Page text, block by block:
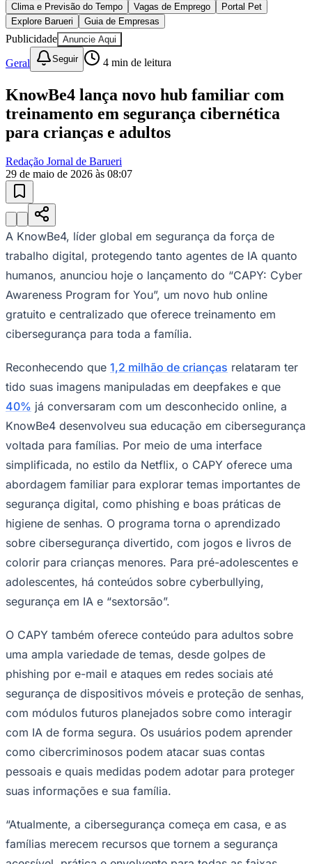
Goiás
Clima e Previsão do Tempo
Vagas de Emprego
Portal Pet
Explore Barueri
Guia de Empresas
Publicidade Anuncie Aqui
Geral Seguir 4 min de leitura
KnowBe4 lança novo hub familiar com
treinamento em segurança cibernética
para crianças e adultos
Redação Jornal de Barueri
29 de maio de 2026 às 08:07
A KnowBe4, líder global em segurança da força de
trabalho digital, protegendo tanto agentes de IA quanto
humanos, anunciou hoje o lançamento do “CAPY: Cyber
Awareness Program for You”, um novo hub online
gratuito e centralizado que oferece treinamento em
cibersegurança para toda a família.
Reconhecendo que 1,2 milhão de crianças relataram ter
tido suas imagens manipuladas em deepfakes e que
40% já conversaram com um desconhecido online, a
KnowBe4 desenvolveu sua educação em cibersegurança
voltada para famílias. Por meio de uma interface
simplificada, no estilo da Netflix, o CAPY oferece uma
abordagem familiar para explorar temas importantes de
segurança digital, como phishing e boas práticas de
higiene de senhas. O programa torna o aprendizado
sobre cibersegurança divertido, com jogos e livros de
colorir para crianças menores. Para pré-adolescentes e
adolescentes, há conteúdos sobre cyberbullying,
segurança em IA e “sextorsão”.
O CAPY também oferece conteúdo para adultos sobre
uma ampla variedade de temas, desde golpes de
phishing por e-mail e ataques em redes sociais até
segurança de dispositivos móveis e proteção de senhas,
com módulos futuros planejados sobre como interagir
com IA de forma segura. Os usuários podem aprender
como cibercriminosos podem atacar suas contas
pessoais e quais medidas podem adotar para proteger
suas informações e sua família.
“Atualmente, a cibersegurança começa em casa, e as
famílias merecem recursos que tornem a segurança